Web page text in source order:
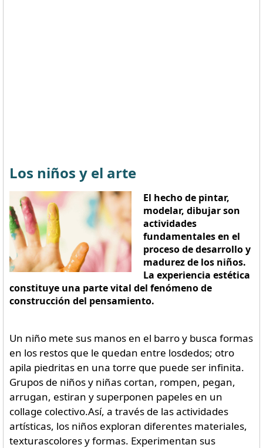
Los niños y el arte
El hecho de pintar,
modelar, dibujar son
actividades
fundamentales en el
proceso de desarrollo y
madurez de los niños.
La experiencia estética
constituye una parte vital del fenómeno de
construcción del pensamiento.
Un niño mete sus manos en el barro y busca formas
en los restos que le quedan entre losdedos; otro
apila piedritas en una torre que puede ser infinita.
Grupos de niños y niñas cortan, rompen, pegan,
arrugan, estiran y superponen papeles en un
collage colectivo.Así, a través de las actividades
artísticas, los niños exploran diferentes materiales,
texturascolores y formas. Experimentan sus